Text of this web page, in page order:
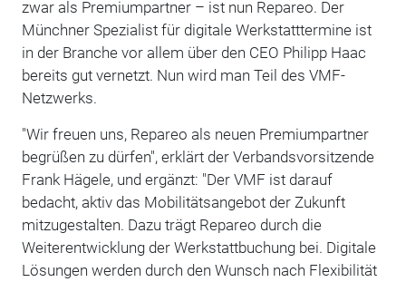
zwar als Premiumpartner – ist nun Repareo. Der
Münchner Spezialist für digitale Werkstatttermine ist
in der Branche vor allem über den CEO Philipp Haac
bereits gut vernetzt. Nun wird man Teil des VMF-
Netzwerks.
"Wir freuen uns, Repareo als neuen Premiumpartner
begrüßen zu dürfen", erklärt der Verbandsvorsitzende
Frank Hägele, und ergänzt: "Der VMF ist darauf
bedacht, aktiv das Mobilitätsangebot der Zukunft
mitzugestalten. Dazu trägt Repareo durch die
Weiterentwicklung der Werkstattbuchung bei. Digitale
Lösungen werden durch den Wunsch nach Flexibilität